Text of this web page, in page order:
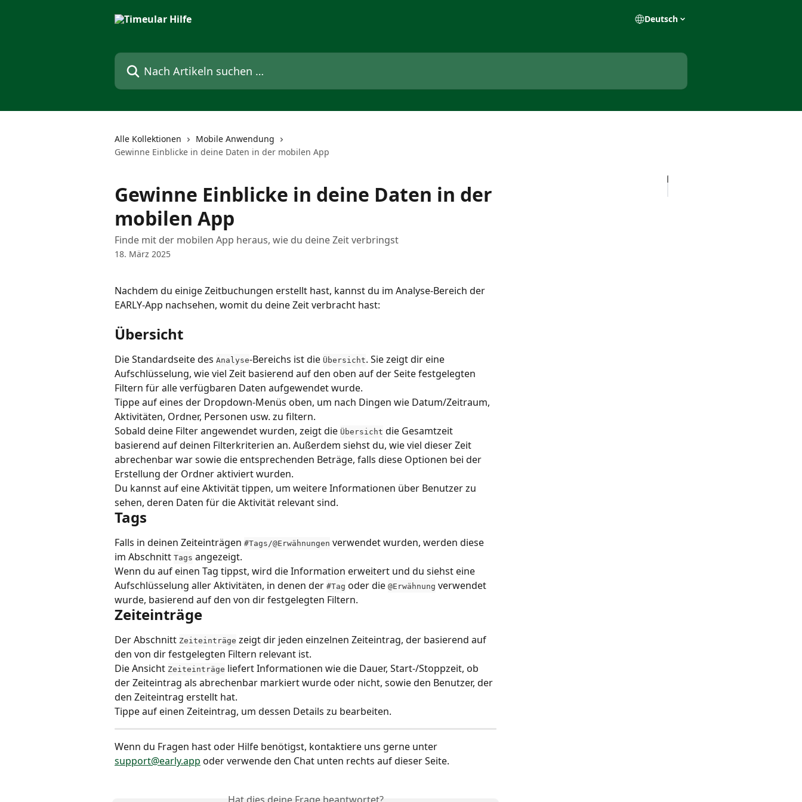
Deutsch
Nach Artikeln suchen …
Alle Kollektionen
Mobile Anwendung
Gewinne Einblicke in deine Daten in der mobilen App
Gewinne Einblicke in deine Daten in der
mobilen App
Finde mit der mobilen App heraus, wie du deine Zeit verbringst
18. März 2025
Nachdem du einige Zeitbuchungen erstellt hast, kannst du im Analyse-Bereich der
EARLY-App nachsehen, womit du deine Zeit verbracht hast:
Übersicht
Die Standardseite des Analyse-Bereichs ist die Übersicht. Sie zeigt dir eine
Aufschlüsselung, wie viel Zeit basierend auf den oben auf der Seite festgelegten
Filtern für alle verfügbaren Daten aufgewendet wurde.
Tippe auf eines der Dropdown-Menüs oben, um nach Dingen wie Datum/Zeitraum,
Aktivitäten, Ordner, Personen usw. zu filtern.
Sobald deine Filter angewendet wurden, zeigt die Übersicht die Gesamtzeit
basierend auf deinen Filterkriterien an. Außerdem siehst du, wie viel dieser Zeit
abrechenbar war sowie die entsprechenden Beträge, falls diese Optionen bei der
Erstellung der Ordner aktiviert wurden.
Du kannst auf eine Aktivität tippen, um weitere Informationen über Benutzer zu
sehen, deren Daten für die Aktivität relevant sind.
Tags
Falls in deinen Zeiteinträgen #Tags/@Erwähnungen verwendet wurden, werden diese
im Abschnitt Tags angezeigt.
Wenn du auf einen Tag tippst, wird die Information erweitert und du siehst eine
Aufschlüsselung aller Aktivitäten, in denen der #Tag oder die @Erwähnung verwendet
wurde, basierend auf den von dir festgelegten Filtern.
Zeiteinträge
Der Abschnitt Zeiteinträge zeigt dir jeden einzelnen Zeiteintrag, der basierend auf
den von dir festgelegten Filtern relevant ist.
Die Ansicht Zeiteinträge liefert Informationen wie die Dauer, Start-/Stoppzeit, ob
der Zeiteintrag als abrechenbar markiert wurde oder nicht, sowie den Benutzer, der
den Zeiteintrag erstellt hat.
Tippe auf einen Zeiteintrag, um dessen Details zu bearbeiten.
Wenn du Fragen hast oder Hilfe benötigst, kontaktiere uns gerne unter
support@early.app oder verwende den Chat unten rechts auf dieser Seite.